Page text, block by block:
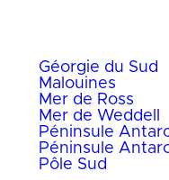
Géorgie du Sud
Malouines
Mer de Ross
Mer de Weddell
Péninsule
Péninsule
Pôle Sud